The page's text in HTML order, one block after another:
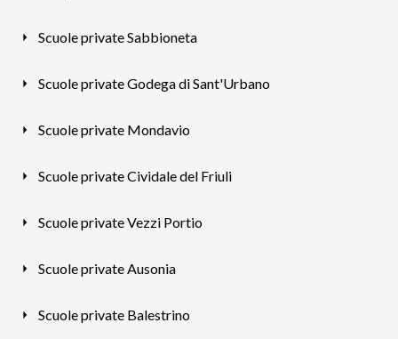
Scuole private Sabbioneta
Scuole private Godega di Sant'Urbano
Scuole private Mondavio
Scuole private Cividale del Friuli
Scuole private Vezzi Portio
Scuole private Ausonia
Scuole private Balestrino